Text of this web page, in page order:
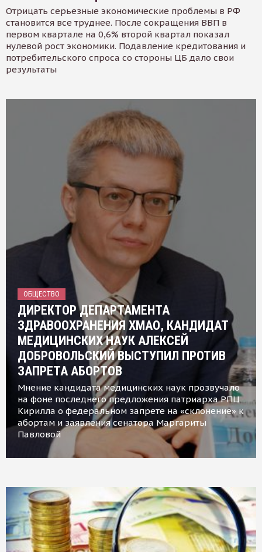
Отрицать серьезные экономические проблемы в РФ
становится все труднее. После сокращения ВВП в
первом квартале на 0,6% второй квартал показал
нулевой рост экономики. Подавление кредитования и
потребительского спроса со стороны ЦБ дало свои
результаты
ОБЩЕСТВО
ДИРЕКТОР ДЕПАРТАМЕНТА
ЗДРАВООХРАНЕНИЯ ХМАО, КАНДИДАТ
МЕДИЦИНСКИХ НАУК АЛЕКСЕЙ
ДОБРОВОЛЬСКИЙ ВЫСТУПИЛ ПРОТИВ
ЗАПРЕТА АБОРТОВ
Мнение кандидата медицинских наук прозвучало
на фоне последнего предложения патриарха РПЦ
Кирилла о федеральном запрете на «склонение» к
абортам и заявления сенатора Маргариты
Павловой